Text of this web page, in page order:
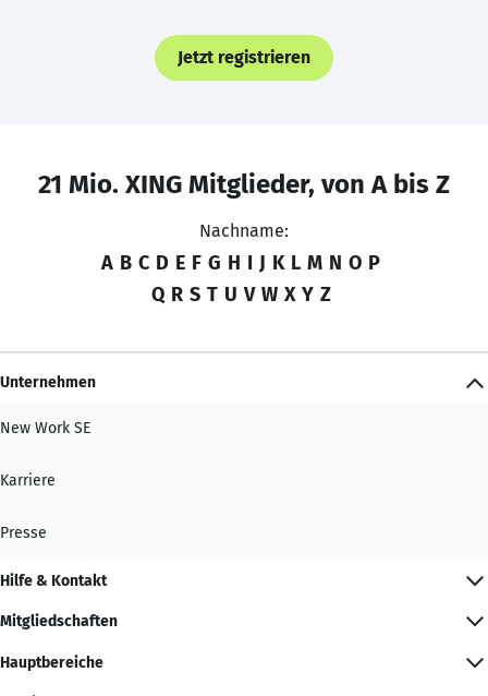
Jetzt registrieren
21 Mio. XING Mitglieder, von A bis Z
Nachname:
A B C D E F G H I J K L M N O P
Q R S T U V W X Y Z
Unternehmen
New Work SE
Karriere
Presse
Hilfe & Kontakt
Mitgliedschaften
Hauptbereiche